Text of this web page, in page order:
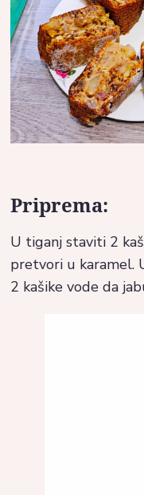
Priprema:
U tiganj staviti 2
pretvori u karamel.
2 kašike vode da